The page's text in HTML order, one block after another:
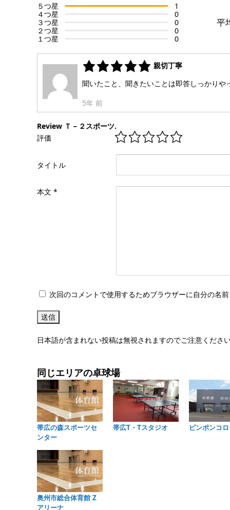
平
５つ星
1
４つ星
0
３つ星
0
２つ星
0
１つ星
0
親切丁寧
聞いたこと、聞きたいことは即答しっかりや
5年 前
Review Ｔ－２スポーツ.
評価
タイトル
本文 *
次回のコメントで使用するためブラウザーに自分の名
日本語が含まれない投稿は無視されますのでご注意くださ
同じエリアの卓球場
帯広の森スポーツセ
ンター
帯広T・Tスタジオ ピンポンコ
奥州市総合体育館 Z
アリーナ